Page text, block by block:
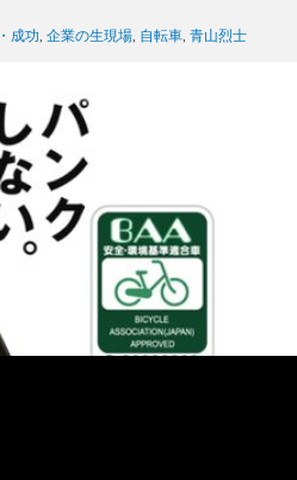
成功 企業の生現場 自転車 青山烈士